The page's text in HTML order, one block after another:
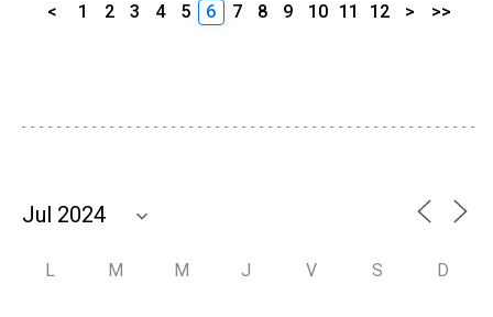
< 1 2 3 4 5 6 7 8 9 10 11 12 > >>
L M M J V S D